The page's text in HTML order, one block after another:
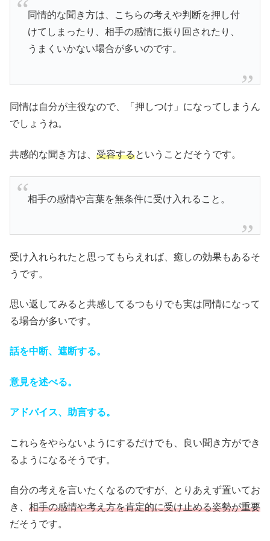
同情的な聞き方は、こちらの考えや判断を押し付
けてしまったり、相手の感情に振り回されたり、
うまくいかない場合が多いのです。
同情は自分が主役なので、「押しつけ」になってしまうん
でしょうね。
共感的な聞き方は、 受容するということだそうです。
相手の感情や言葉を無条件に受け入れること。
受け入れられたと思ってもらえれば、癒しの効果もあるそ
うです。
思い返してみると共感してるつもりでも実は同情になって
る場合が多いです。
話を中断、遮断する。
意見を述べる。
アドバイス、助言する。
これらをやらないようにするだけでも、良い聞き方ができ
るようになるそうです。
自分の考えを言いたくなるのですが、とりあえず置いてお
き、 相手の感情や考え方を肯定的に受け止める姿勢が重要
だそうです。